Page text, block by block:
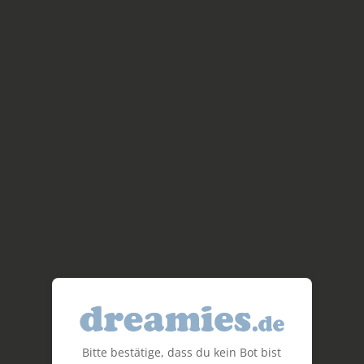
Bitte bestätige, dass du kein Bot bist